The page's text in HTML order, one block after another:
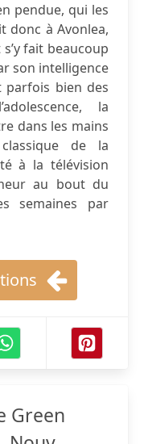
pendue, qui les
donc à Avonlea,
fait beaucoup
son intelligence
bien des
la
dans les mains
de la
à la télévision
au bout du
semaines par
Green